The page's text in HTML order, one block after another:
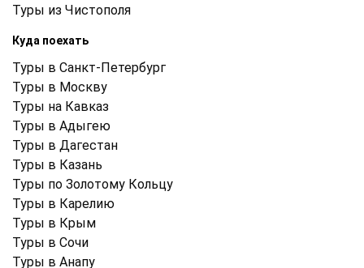
Туры из Чистополя
Куда поехать
Туры в Санкт-Петербург
Туры в Москву
Туры на Кавказ
Туры в Адыгею
Туры в Дагестан
Туры в Казань
Туры по Золотому Кольцу
Туры в Карелию
Туры в Крым
Туры в Cочи
Туры в Анапу